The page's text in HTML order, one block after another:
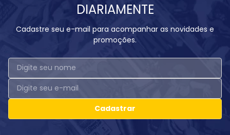
DIARIAMENTE
Cadastre seu e-mail para acompanhar as novidades e
promoções.
Cadastrar